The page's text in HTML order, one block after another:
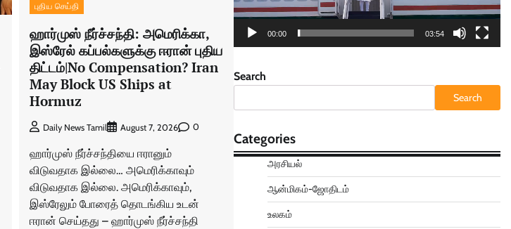
புதிய செய்தி
ஹார்முஸ் நீர்ச்சந்தி: அமெரிக்கா,
இஸ்ரேல் கப்பல்களுக்கு ஈரான் புதிய
திட்டம்|No Compensation? Iran
May Block US Ships at
Hormuz
Daily News Tamil August 7, 2026 0
ஹார்முஸ் நீர்ச்சந்தியை ஈரானும்
விடுவதாக இல்லை… அமெரிக்காவும்
விடுவதாக இல்லை. அமெரிக்காவும்,
இஸ்ரேலும் போரைத் தொடங்கிய உடன்
ஈரான் செய்தது – ஹார்முஸ் நீர்ச்சந்தி
00:00 03:54
Search
Search
Categories
அரசியல்
ஆன்மிகம்-ஜோதிடம்
உலகம்